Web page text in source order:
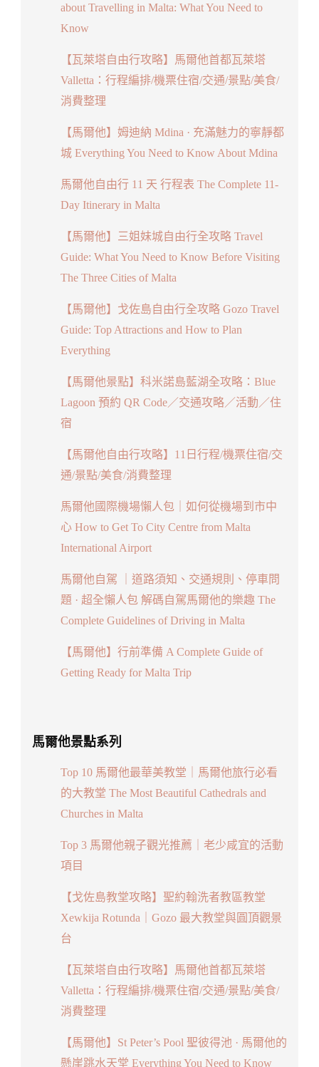
about Travelling in Malta: What You Need to
Know
【瓦萊塔自由行攻略】馬爾他首都瓦萊塔
Valletta：行程編排/機票住宿/交通/景點/美食/
消費整理
【馬爾他】姆迪納 Mdina · 充滿魅力的寧靜都
城 Everything You Need to Know About Mdina
馬爾他自由行 11 天 行程表 The Complete 11-
Day Itinerary in Malta
【馬爾他】三姐妹城自由行全攻略 Travel
Guide: What You Need to Know Before Visiting
The Three Cities of Malta
【馬爾他】戈佐島自由行全攻略 Gozo Travel
Guide: Top Attractions and How to Plan
Everything
【馬爾他景點】科米諾島藍湖全攻略：Blue
Lagoon 預約 QR Code／交通攻略／活動／住
宿
【馬爾他自由行攻略】11日行程/機票住宿/交
通/景點/美食/消費整理
馬爾他國際機場懶人包｜如何從機場到市中
心 How to Get To City Centre from Malta
International Airport
馬爾他自駕 ｜道路須知、交通規則、停車問
題 · 超全懶人包 解碼自駕馬爾他的樂趣 The
Complete Guidelines of Driving in Malta
【馬爾他】行前準備 A Complete Guide of
Getting Ready for Malta Trip
馬爾他景點系列
Top 10 馬爾他最華美教堂｜馬爾他旅行必看
的大教堂 The Most Beautiful Cathedrals and
Churches in Malta
Top 3 馬爾他親子觀光推薦｜老少咸宜的活動
項目
【戈佐島教堂攻略】聖約翰洗者教區教堂
Xewkija Rotunda｜Gozo 最大教堂與圓頂觀景
台
【瓦萊塔自由行攻略】馬爾他首都瓦萊塔
Valletta：行程編排/機票住宿/交通/景點/美食/
消費整理
【馬爾他】St Peter’s Pool 聖彼得池 · 馬爾他的
懸崖跳水天堂 Everything You Need to Know